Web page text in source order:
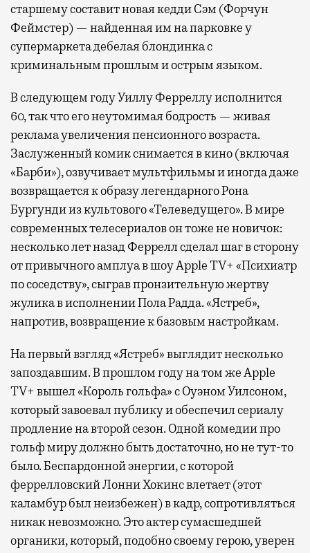
старшему составит новая кедди Сэм (Форчун
Феймстер) — найденная им на парковке у
супермаркета дебелая блондинка с
криминальным прошлым и острым языком.
В следующем году Уиллу Ферреллу исполнится
60, так что его неутомимая бодрость — живая
реклама увеличения пенсионного возраста.
Заслуженный комик снимается в кино (включая
«Барби»), озвучивает мультфильмы и иногда даже
возвращается к образу легендарного Рона
Бургунди из культового «Телеведущего». В мире
современных телесериалов он тоже не новичок:
несколько лет назад Феррелл сделал шаг в сторону
от привычного амплуа в шоу Apple TV+ «Психиатр
по соседству», сыграв пронзительную жертву
жулика в исполнении Пола Радда. «Ястреб»,
напротив, возвращение к базовым настройкам.
На первый взгляд «Ястреб» выглядит несколько
запоздавшим. В прошлом году на том же Apple
TV+ вышел «Король гольфа» с Оуэном Уилсоном,
который завоевал публику и обеспечил сериалу
продление на второй сезон. Одной комедии про
гольф миру должно быть достаточно, но не тут-то
было. Беспардонной энергии, с которой
феррелловский Лонни Хокинс влетает (этот
каламбур был неизбежен) в кадр, сопротивляться
никак невозможно. Это актер сумасшедшей
органики, который, подобно своему герою, уверен